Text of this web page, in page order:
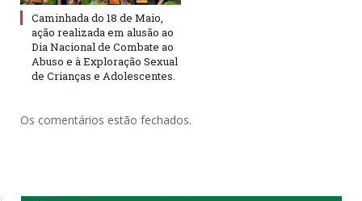
Caminhada do 18 de Maio,
ação realizada em alusão ao
Dia Nacional de Combate ao
Abuso e à Exploração Sexual
de Crianças e Adolescentes.
Os comentários estão fechados.